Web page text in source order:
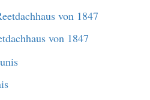
von 1847